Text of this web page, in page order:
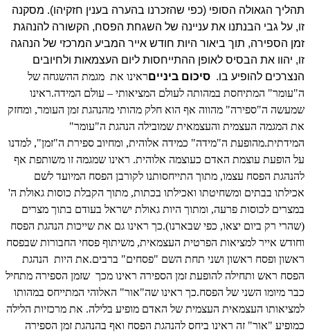
תהליך הגאולה הסופי (כפי שהזכרנו בהערה בענין חזקיהו). מסקנה
זו, על גבי הבנתנו את עניינה של השגחת הפסח, הקשורה להנהגת
זמן הספירה, תוך ביאור היות חודש אייר המביע המרכזי של הנהגה
זו, יהוו את הבסיס לאופן ההתייחסות ליום העצמאות ולחיובים
הנצרכים להופיע בו. סיכום בינייםראינו את מגמת ההשגחה של
ה"עומר" המתיחסת במהותה לעולם המציאותי – עולם המידה.ראינו
שמעשה ה"ספירה" מהווה אף הוא חלק מהותי מהנהגת זמן העומר, ומחזק
את המגמה העצמית והעצמאית שמובילה הנהגת ה"עומר"
המידתית.מהופעת ה"מידה" כמידה אלוהית, ומחיוב ספירת ה"זמן", למדנו
על הופעת עוצמת האדם כעוצמה אלוהית. ראינו שמגמה זו משותפת אף
להנהגת הפסח עצמו, מתוך התייחסותנו לקורבן הפסח המיועד לשם
אכילתו בבתים ומשחיטתו ואכילתו בכתות, מתוך הקבלת כוסות גאולת ה'
במצרים לכוסות פרעה, ומתוך היות גאולת ישראל בעודם בתוך מצרים
(שהרי רק ביום יצאו, כפי שבארנו).כך ראינו גם את שייכות הנהגת הפסח
וחודש אייר למציאות הפרטית העצמאית, משיתוף פסחי החבורות שבפסח
ראשון ופסח ראשון ושני תחת השם "פסחים" ברבים.את היות הנהגת
הפסח ראש ותחילה להופעת זמן הספירה ראינו מכך שזמן הספירה מתחיל
כבר מיומו השני של הפסח.כך ראינו שה"אור" האלוהי המתייחס במהותו
למציאותו העצמאית העצמית של האדם מופיע בלילה. את מרכזיות הלילה
כמופיע "אור" זה ראינו ביחס להנהגת הפסח ואף בהנהגת זמן הספירה